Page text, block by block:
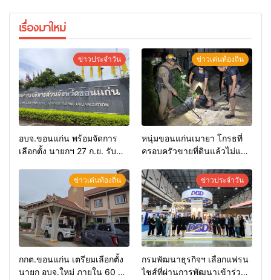
เรื่องมาใหม่
ข่าวประจำวัน
อบจ.ขอนแก่น พร้อมจัดการ
เลือกตั้ง นายกฯ 27 ก.ย. รับ
ลงสมัครรับการเลือกตั้งหาก
คุณสมบัติครบ มั่นใจคนใช้
สิทธิ์ทะลุ 70%
ข่าวเด่นท้องถิ่น
หนุ่มขอนแก่นเมายา โกรธที่
ครอบครัวขายที่ดินแล้วไม่แบ่ง
ทำงาน ผกก.ฯ 2 นัด ตำรวจคุม
ตัวได้ทันควัน
ข่าวเด่นท้องถิ่น
กกต.ขอนแก่น เตรียมเลือกตั้ง
นายก อบจ.ใหม่ ภายใน 60 วัน
ข่าวประจำวัน
กรมพัฒนาธุรกิจฯ เลือกแฟรน
ไชส์ที่ผ่านการพัฒนาเข้าร่วม